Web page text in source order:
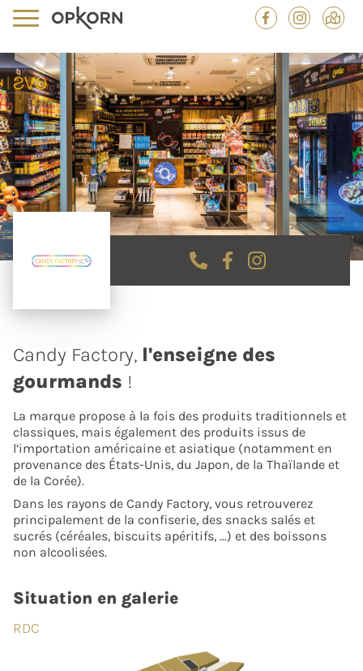
Candy Factory, l'enseigne des
gourmands !
La marque propose à la fois des produits traditionnels et
classiques, mais également des produits issus de
l’importation américaine et asiatique (notamment en
provenance des États-Unis, du Japon, de la Thaïlande et
de la Corée).
Dans les rayons de Candy Factory, vous retrouverez
principalement de la confiserie, des snacks salés et
sucrés (céréales, biscuits apéritifs, …) et des boissons
non alcoolisées.
Situation en galerie
RDC